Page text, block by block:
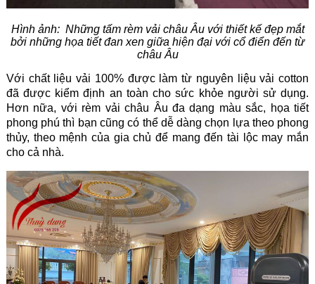
Hình ảnh: Những tấm rèm vải châu Âu với thiết kế đẹp mắt
bởi những họa tiết đan xen giữa hiện đại với cổ điển đến từ
châu Âu
Với chất liệu vải 100% được làm từ nguyên liệu vải cotton
đã được kiểm định an toàn cho sức khỏe người sử dụng.
Hơn nữa, với rèm vải châu Âu đa dạng màu sắc, họa tiết
phong phú thì bạn cũng có thể dễ dàng chọn lựa theo phong
thủy, theo mệnh của gia chủ để mang đến tài lộc may mắn
cho cả nhà.